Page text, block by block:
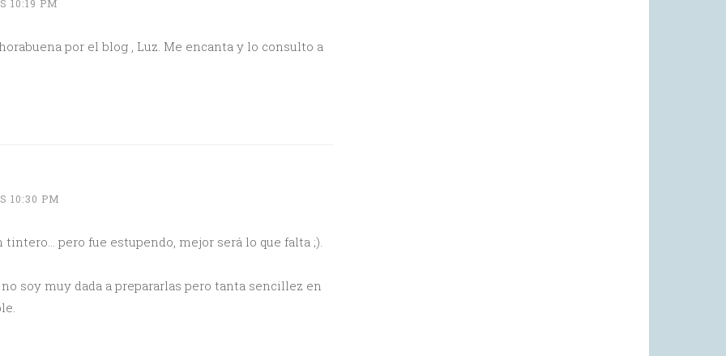
10:19 PM
por el blog , Luz. Me encanta y lo consulto a
10:30 PM
tintero… pero fue estupendo, mejor será lo que falta ;).
soy muy dada a prepararlas pero tanta sencillez en